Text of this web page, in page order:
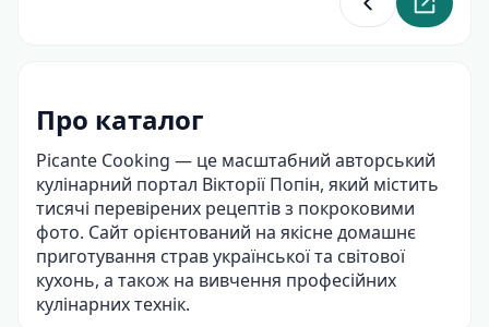
Повернутися
Про каталог
Picante Cooking — це масштабний авторський
кулінарний портал Вікторії Попін, який містить
тисячі перевірених рецептів з покроковими
фото. Сайт орієнтований на якісне домашнє
приготування страв української та світової
кухонь, а також на вивчення професійних
кулінарних технік.